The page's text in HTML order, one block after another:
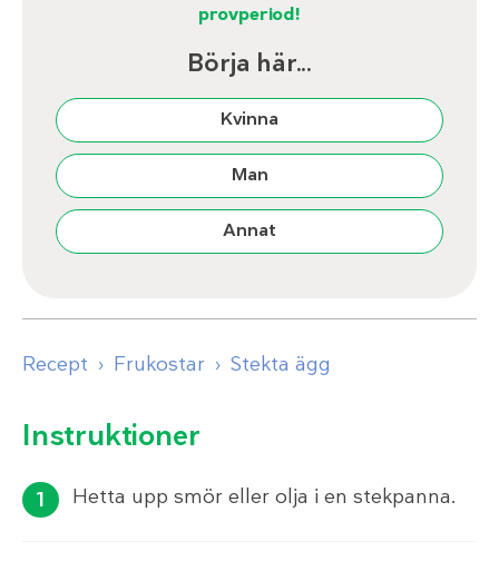
provperiod!
Börja här...
Kvinna
Man
Annat
Recept Frukostar Stekta ägg
Instruktioner
Hetta upp smör eller olja i en stekpanna.